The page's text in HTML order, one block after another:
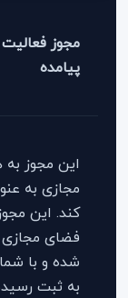
مجوز
پیامده
این مجوز
مجازی به
کند. این
فضای مجازی
به ثبت